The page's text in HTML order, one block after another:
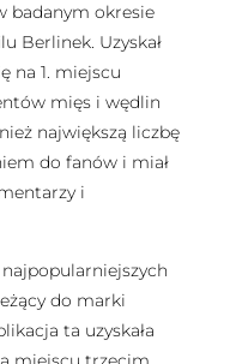
badanym okresie
Berlinek. Uzyskał
na 1. miejscu
mięs i wędlin
największą liczbę
do fanów i miał
i
do marki
ta uzyskała